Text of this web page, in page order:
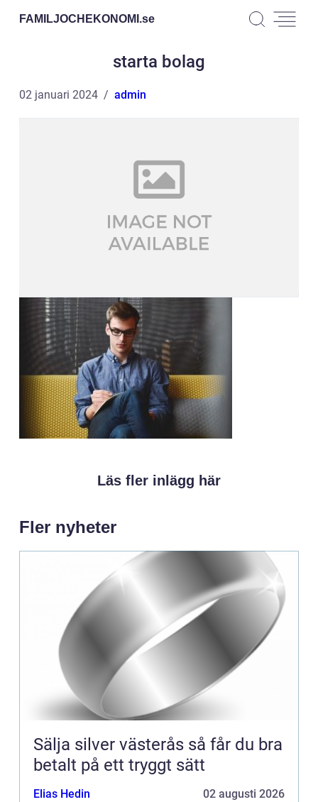
FAMILJOCHEKONOMI.se
starta bolag
02 januari 2024 admin
Läs fler inlägg här
Fler nyheter
Sälja silver västerås så får du bra
betalt på ett tryggt sätt
Elias Hedin 02 augusti 2026